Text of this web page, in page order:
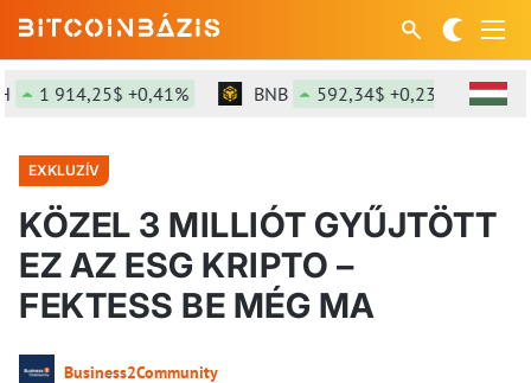
914,25$ +0,41% BNB 592,34$ +0,23% SOL
EXKLUZÍV
KÖZEL 3 MILLIÓT GYŰJTÖTT
EZ AZ ESG KRIPTO –
FEKTESS BE MÉG MA
Business2Community